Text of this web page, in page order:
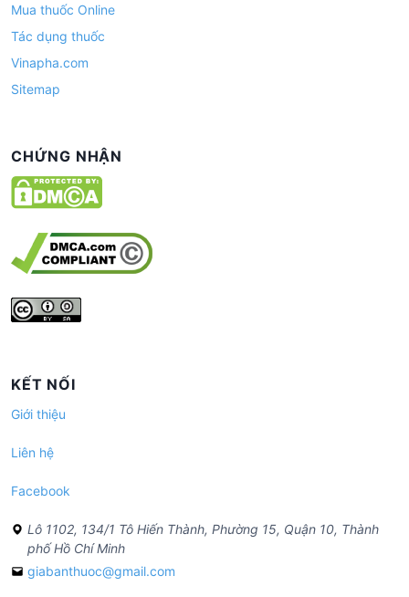
Mua thuốc Online
Tác dụng thuốc
Vinapha.com
Sitemap
CHỨNG NHẬN
KẾT NỐI
Giới thiệu
Liên hệ
Facebook
Lô 1102, 134/1 Tô Hiến Thành, Phường 15, Quận 10, Thành
phố Hồ Chí Minh
giabanthuoc@gmail.com